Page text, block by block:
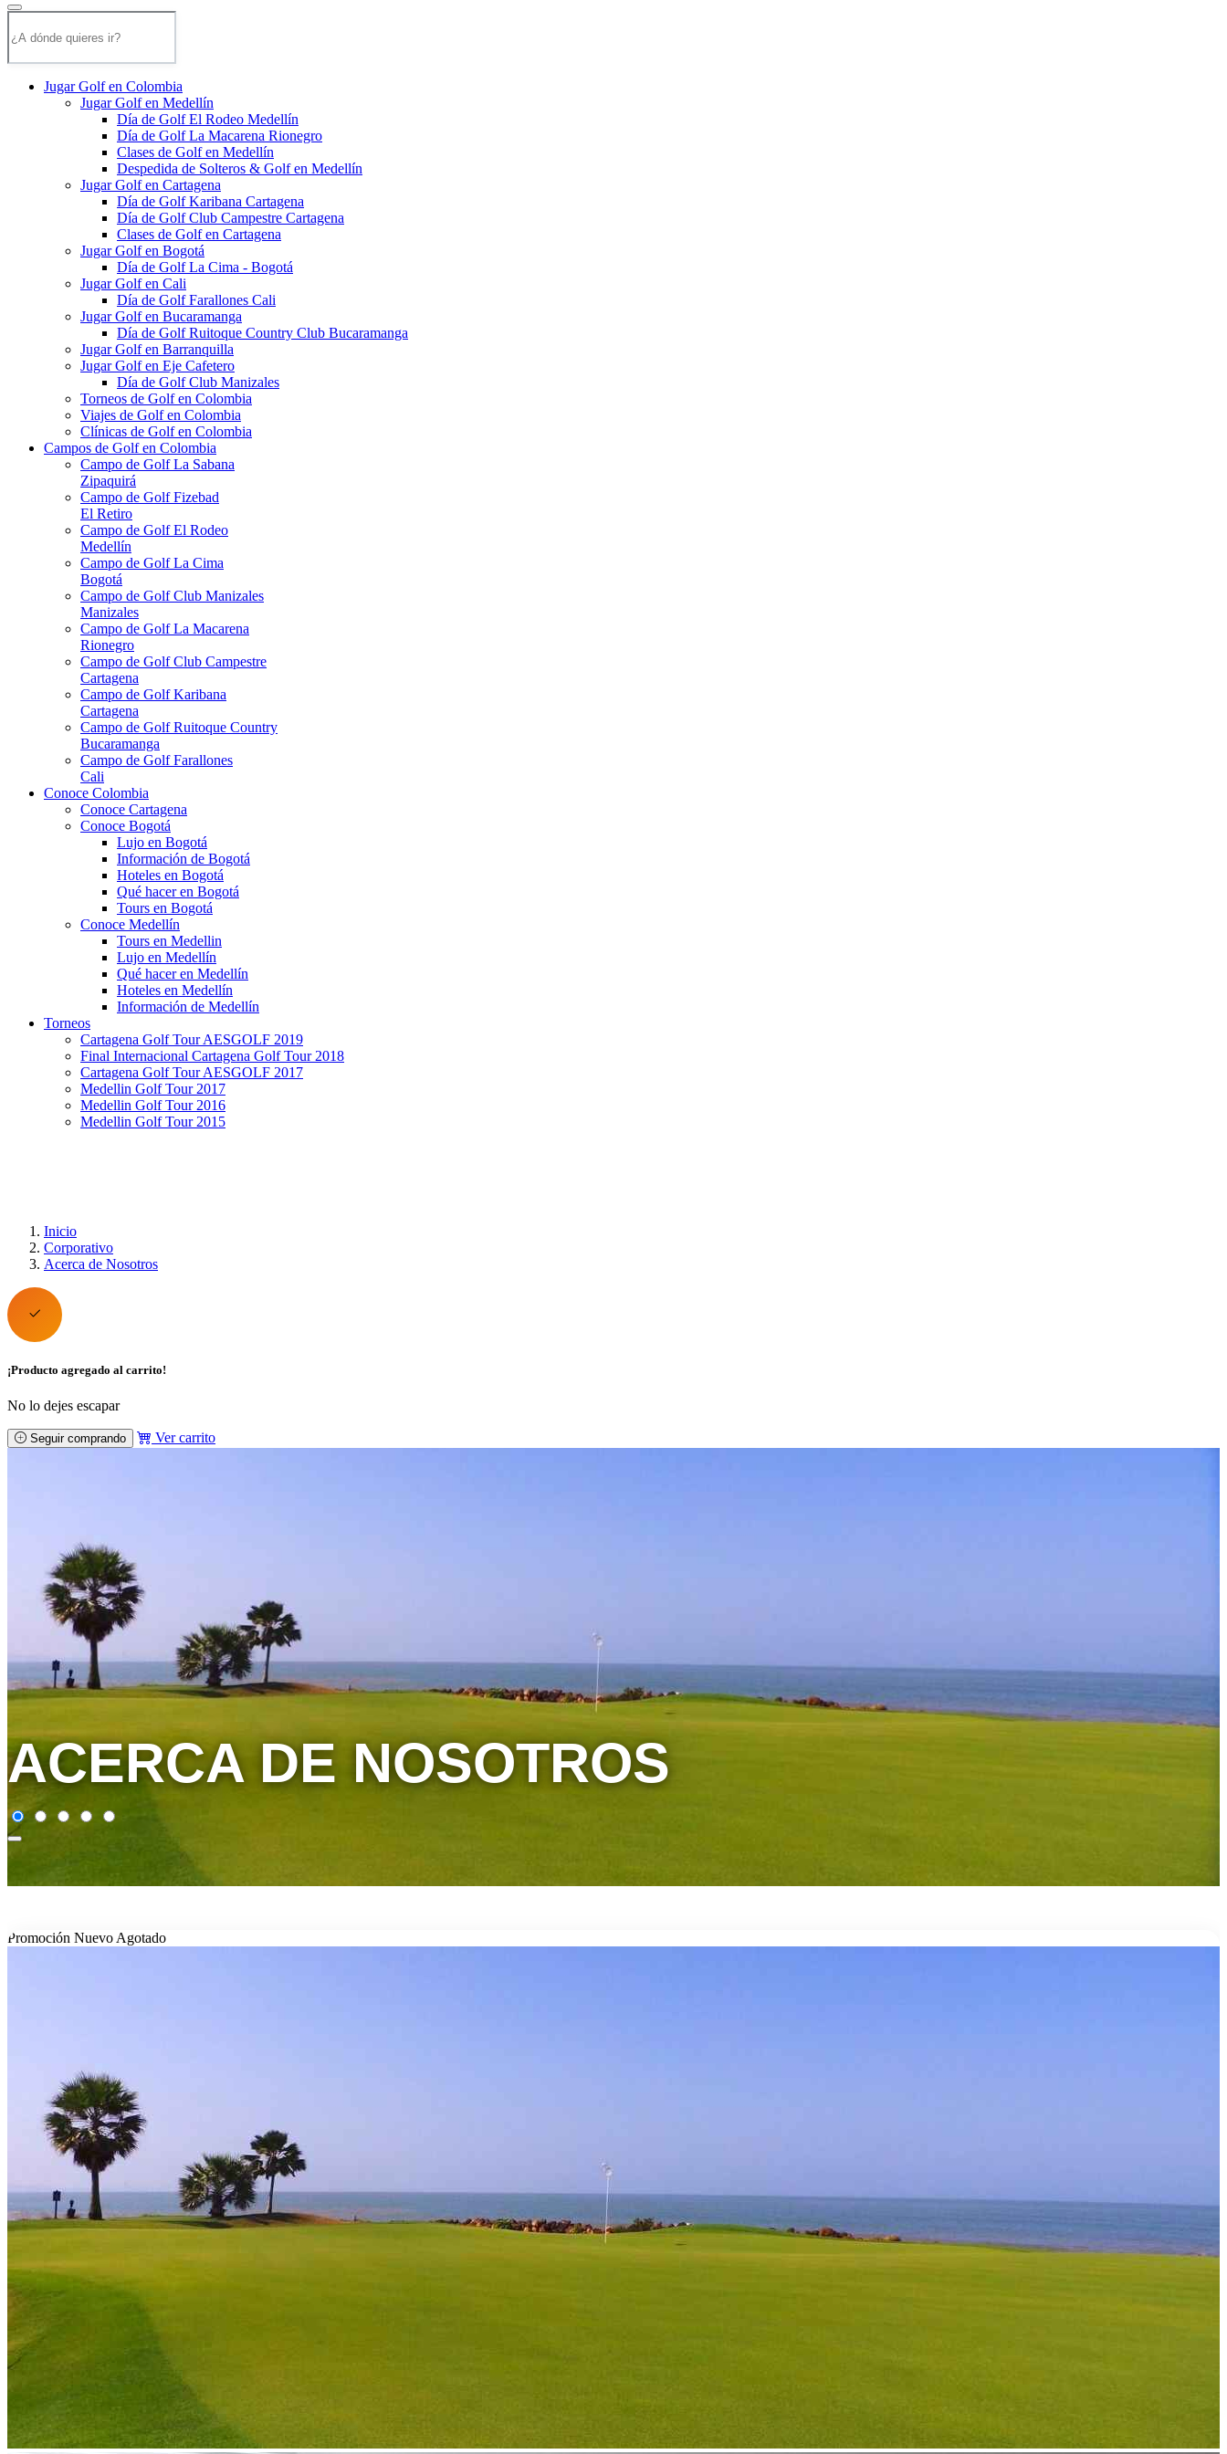
Jugar Golf en Colombia
Jugar Golf en Medellín
Día de Golf El Rodeo Medellín
Día de Golf La Macarena Rionegro
Clases de Golf en Medellín
Despedida de Solteros & Golf en Medellín
Jugar Golf en Cartagena
Día de Golf Karibana Cartagena
Día de Golf Club Campestre Cartagena
Clases de Golf en Cartagena
Jugar Golf en Bogotá
Día de Golf La Cima - Bogotá
Jugar Golf en Cali
Día de Golf Farallones Cali
Jugar Golf en Bucaramanga
Día de Golf Ruitoque Country Club Bucaramanga
Jugar Golf en Barranquilla
Jugar Golf en Eje Cafetero
Día de Golf Club Manizales
Torneos de Golf en Colombia
Viajes de Golf en Colombia
Clínicas de Golf en Colombia
Campos de Golf en Colombia
Campo de Golf La Sabana
Zipaquirá
Campo de Golf Fizebad
El Retiro
Campo de Golf El Rodeo
Medellín
Campo de Golf La Cima
Bogotá
Campo de Golf Club Manizales
Manizales
Campo de Golf La Macarena
Rionegro
Campo de Golf Club Campestre
Cartagena
Campo de Golf Karibana
Cartagena
Campo de Golf Ruitoque Country
Bucaramanga
Campo de Golf Farallones
Cali
Conoce Colombia
Conoce Cartagena
Conoce Bogotá
Lujo en Bogotá
Información de Bogotá
Hoteles en Bogotá
Qué hacer en Bogotá
Tours en Bogotá
Conoce Medellín
Tours en Medellin
Lujo en Medellín
Qué hacer en Medellín
Hoteles en Medellín
Información de Medellín
Torneos
Cartagena Golf Tour AESGOLF 2019
Final Internacional Cartagena Golf Tour 2018
Cartagena Golf Tour AESGOLF 2017
Medellin Golf Tour 2017
Medellin Golf Tour 2016
Medellin Golf Tour 2015
Inicio
Corporativo
Acerca de Nosotros
¡Producto agregado al carrito!
No lo dejes escapar
Seguir comprando Ver carrito
ACERCA DE NOSOTROS
Promoción Nuevo Agotado